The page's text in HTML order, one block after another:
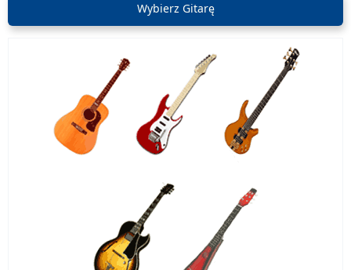
Wybierz Gitarę